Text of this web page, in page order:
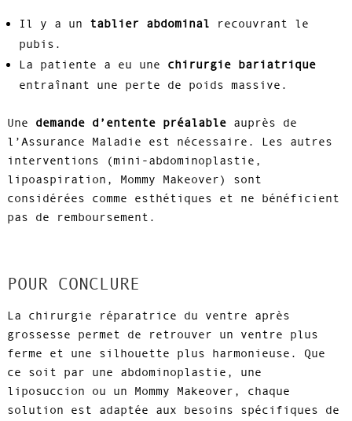
Il y a un tablier abdominal recouvrant le
pubis.
La patiente a eu une chirurgie bariatrique
entraînant une perte de poids massive.
Une demande d’entente préalableauprès de
l’Assurance Maladie est nécessaire. Les autres
interventions (mini-abdominoplastie,
lipoaspiration, Mommy Makeover) sont
considérées comme esthétiques et ne bénéficient
pas de remboursement.
POUR CONCLURE
La chirurgie réparatrice du ventre après
grossesse permet de retrouver un ventre plus
ferme et une silhouette plus harmonieuse. Que
ce soit par une abdominoplastie, une
liposuccion ou un Mommy Makeover, chaque
solution est adaptée aux besoins spécifiques de